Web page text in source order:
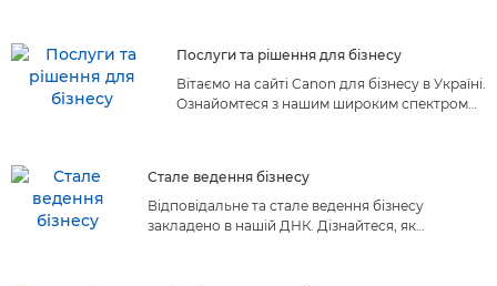
Послуги та рішення для бізнесу
Вітаємо на сайті Canon для бізнесу в Україні.
Ознайомтеся з нашим широким спектром
Стале ведення бізнесу
Відповідальне та стале ведення бізнесу
закладено в нашій ДНК. Дізнайтеся, як